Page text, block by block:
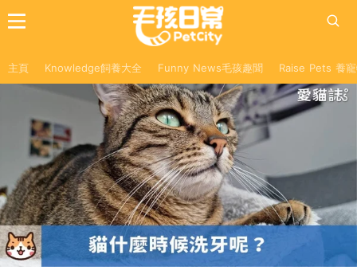
主頁 Knowledge飼養大全 Funny News毛孩趣聞 Raise Pets 養